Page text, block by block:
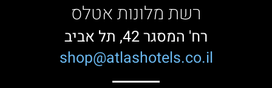
רשת מלונות אטלס
רח' המסגר 42, תל אביב
shop@atlashotels.co.il